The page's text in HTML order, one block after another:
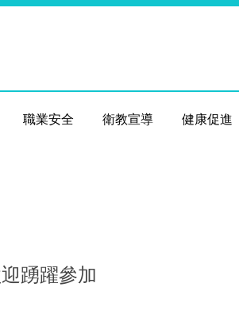
職業安全 衛教宣導 健康促進
踴躍參加